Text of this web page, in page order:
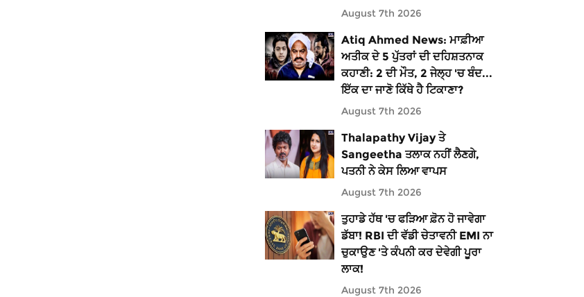
August 7th 2026
Atiq Ahmed News: ਮਾਫ਼ੀਆ
ਅਤੀਕ ਦੇ 5 ਪੁੱਤਰਾਂ ਦੀ ਦਹਿਸ਼ਤਨਾਕ
ਕਹਾਣੀ: 2 ਦੀ ਮੌਤ, 2 ਜੇਲ੍ਹ 'ਚ ਬੰਦ...
ਇੱਕ ਦਾ ਜਾਣੋ ਕਿੱਥੇ ਹੈ ਟਿਕਾਣਾ?
August 7th 2026
Thalapathy Vijay ਤੇ
Sangeetha ਤਲਾਕ ਨਹੀਂ ਲੈਣਗੇ,
ਪਤਨੀ ਨੇ ਕੇਸ ਲਿਆ ਵਾਪਸ
August 7th 2026
ਤੁਹਾਡੇ ਹੱਥ 'ਚ ਫੜਿਆ ਫ਼ੋਨ ਹੋ ਜਾਵੇਗਾ
ਡੱਬਾ! RBI ਦੀ ਵੱਡੀ ਚੇਤਾਵਨੀ EMI ਨਾ
ਚੁਕਾਉਣ 'ਤੇ ਕੰਪਨੀ ਕਰ ਦੇਵੇਗੀ ਪੂਰਾ
ਲਾਕ!
August 7th 2026